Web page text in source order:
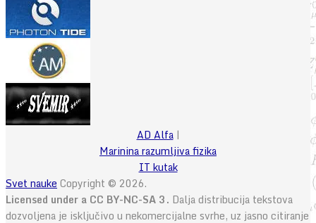
AD Alfa|
Marinina razumljiva fizika
IT kutak
Svet nauke Copyright © 2026.
Licensed under a CC BY-NC-SA 3. Dalja distribucija tekstova
dozvoljena je isključivo u nekomercijalne svrhe, uz jasno citiranje